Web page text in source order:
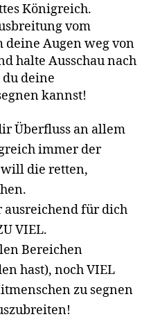
Königreich.
vom
deine Augen weg von
halte Ausschau nach
deine
kannst!
Überfluss an allem
immer der
die retten,
für dich
VIEL.
Bereichen
hast), noch VIEL
zu segnen